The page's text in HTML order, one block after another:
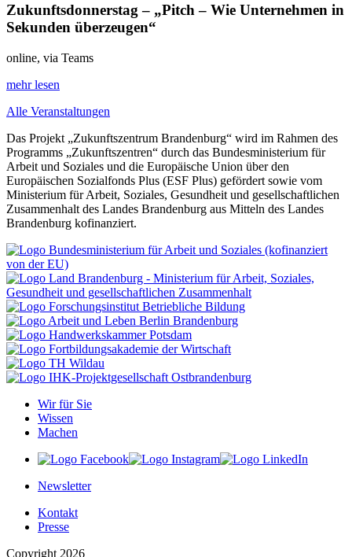
Zukunftsdonnerstag – „Pitch – Wie Unternehmen in
Sekunden überzeugen“
online, via Teams
mehr lesen
Alle Veranstaltungen
Das Projekt „Zukunftszentrum Brandenburg“ wird im Rahmen des
Programms „Zukunftszentren“ durch das Bundesministerium für
Arbeit und Soziales und die Europäische Union über den
Europäischen Sozialfonds Plus (ESF Plus) gefördert sowie vom
Ministerium für Arbeit, Soziales, Gesundheit und gesellschaftlichen
Zusammenhalt des Landes Brandenburg aus Mitteln des Landes
Brandenburg kofinanziert.
Wir für Sie
Wissen
Machen
Newsletter
Kontakt
Presse
Copyright 2026